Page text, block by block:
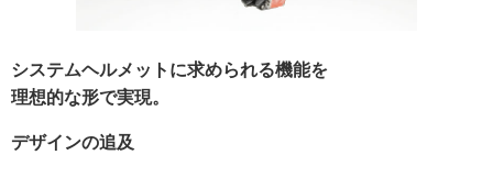
システムヘルメットに求められる機能を
理想的な形で実現。
デザインの追及